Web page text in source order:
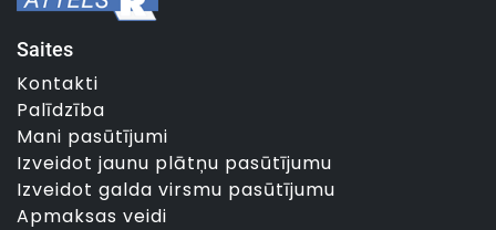
Saites
Kontakti
Palīdzība
Mani pasūtījumi
Izveidot jaunu plātņu pasūtījumu
Izveidot galda virsmu pasūtījumu
Apmaksas veidi